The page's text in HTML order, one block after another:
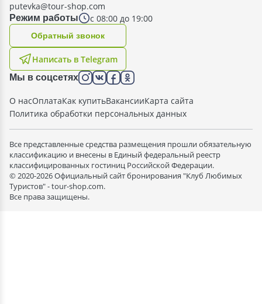
Режим работы с 08:00 до 19:00
putevka@tour-shop.com
Написать в Telegram
Oбратный звонок
Мы в соцсетях
О насОплатаКак купитьВакансииКарта сайта
Политика обработки персональных данных
Все представленные средства размещения прошли обязательную
классификацию и внесены в Единый федеральный реестр
классифицированных гостиниц Российской Федерации.
© 2020-2026 Официальный сайт бронирования "Клуб Любимых
Туристов" - tour-shop.com.
Все права защищены.